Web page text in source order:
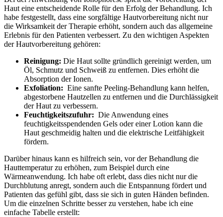
Haut eine entscheidende‍ Rolle ⁢für​ den ⁢Erfolg der Behandlung. Ich
‍habe‍ festgestellt, dass eine sorgfältige Hautvorbereitung nicht nur
die Wirksamkeit der⁤ Therapie erhöht,‌ sondern auch das⁤ allgemeine
Erlebnis für den⁢ Patienten verbessert. Zu den wichtigen Aspekten
der Hautvorbereitung gehören:
Reinigung: Die ⁣Haut sollte gründlich gereinigt werden, um
Öl, Schmutz ⁤und‍ Schweiß zu entfernen. Dies erhöht⁢ die
Absorption der Ionen.
Exfoliation: ​ Eine sanfte Peeling-Behandlung kann ‍helfen,
⁣abgestorbene⁢ Hautzellen zu entfernen‌ und die ⁤Durchlässigkeit
‍der Haut‌ zu verbessern.
Feuchtigkeitszufuhr: ⁣ Die Anwendung eines
feuchtigkeitsspendenden Gels oder einer Lotion kann die
Haut geschmeidig halten und⁣ die‌ elektrische Leitfähigkeit
⁣fördern.
Darüber hinaus kann es hilfreich ‍sein, vor ‌der Behandlung die
‌Hauttemperatur ​zu erhöhen, zum ⁤Beispiel durch eine
Wärmeanwendung.⁢ Ich habe oft erlebt, dass dies nicht ‌nur ‍die
⁤Durchblutung anregt, sondern auch die​ Entspannung fördert und
Patienten das gefühl gibt, dass sie‍ sich in ⁣guten Händen befinden.
‍Um die⁣ einzelnen​ Schritte besser zu verstehen, habe ‌ich eine
einfache Tabelle erstellt: